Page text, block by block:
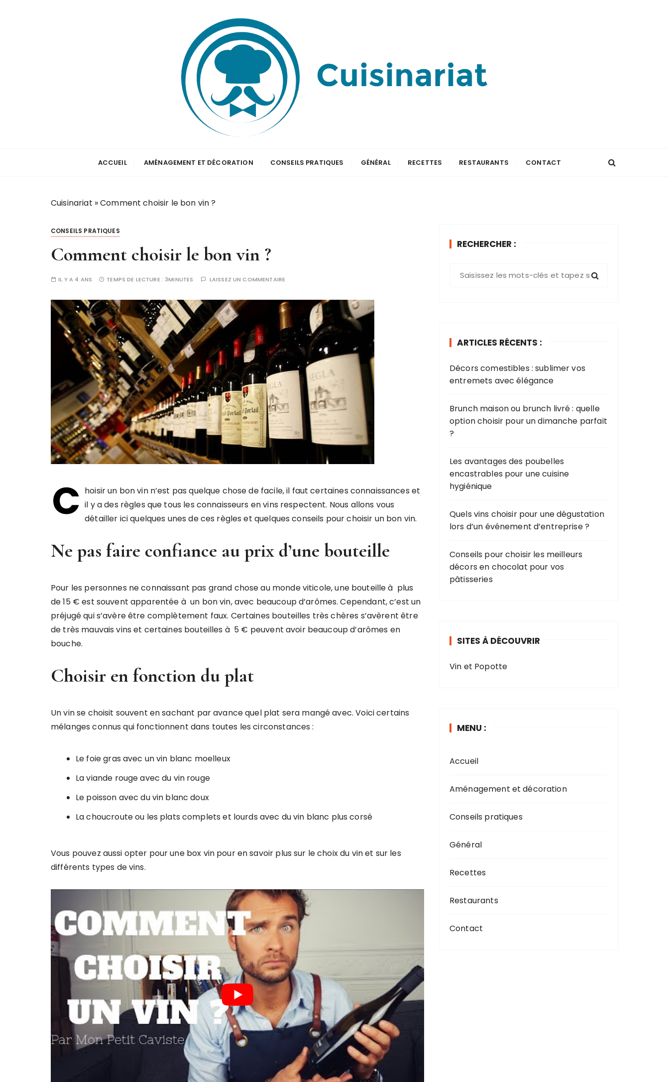
Cuisinariat
ACCUEIL AMÉNAGEMENT ET DÉCORATION CONSEILS PRATIQUES GÉNÉRAL RECETTES RESTAURANTS CONTACT
Cuisinariat »Comment choisir le bon vin ?
CONSEILS PRATIQUES
Comment choisir le bon vin ?
IL Y A 4 ANS TEMPS DE LECTURE : 3MINUTES LAISSEZ UN COMMENTAIRE
C hoisir un bon vin n’est pas quelque chose de facile, il faut certaines connaissances et
il y a des règles que tous les connaisseurs en vins respectent. Nous allons vous
détailler ici quelques unes de ces règles et quelques conseils pour choisir un bon vin.
Ne pas faire confiance au prix d’une bouteille
Pour les personnes ne connaissant pas grand chose au monde viticole, une bouteille à plus
de 15 € est souvent apparentée à un bon vin, avec beaucoup d’arômes. Cependant, c’est un
préjugé qui s’avère être complètement faux. Certaines bouteilles très chères s’avèrent être
de très mauvais vins et certaines bouteilles à 5 € peuvent avoir beaucoup d’arômes en
bouche.
Choisir en fonction du plat
Un vin se choisit souvent en sachant par avance quel plat sera mangé avec. Voici certains
mélanges connus qui fonctionnent dans toutes les circonstances :
Le foie gras avec un vin blanc moelleux
La viande rouge avec du vin rouge
Le poisson avec du vin blanc doux
La choucroute ou les plats complets et lourds avec du vin blanc plus corsé
Vous pouvez aussi opter pour une box vin pour en savoir plus sur le choix du vin et sur les
différents types de vins.
RECHERCHER :
e
p
u
r
ARTICLES RÉCENTS :
Décors comestibles : sublimer vos
entremets avec élégance​
Brunch maison ou brunch livré : quelle
option choisir pour un dimanche parfait
?
Les avantages des poubelles
encastrables pour une cuisine
hygiénique
Quels vins choisir pour une dégustation
lors d’un événement d’entreprise ?
Conseils pour choisir les meilleurs
décors en chocolat pour vos
pâtisseries
SITES À DÉCOUVRIR
Vin et Popotte
MENU :
Accueil
Aménagement et décoration
Conseils pratiques
Général
Recettes
Restaurants
Contact